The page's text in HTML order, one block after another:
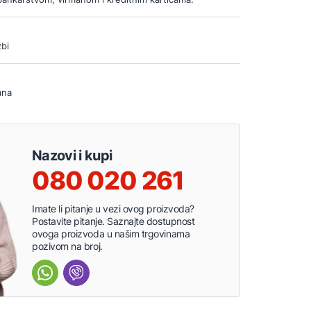
Nazovi i kupi
080 020 261
Imate li pitanje u vezi ovog proizvoda?
Postavite pitanje. Saznajte dostupnost
ovoga proizvoda u našim trgovinama
pozivom na broj.